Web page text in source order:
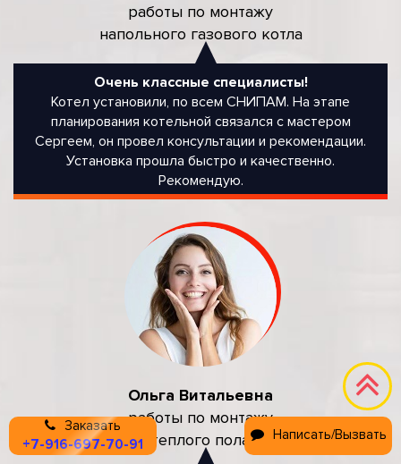
работы по монтажу
напольного газового котла
Очень классные специалисты!
Котел установили, по всем СНИПАМ. На этапе
планирования котельной связался с мастером
Сергеем, он провел консультации и рекомендации.
Установка прошла быстро и качественно.
Рекомендую.
Ольга Витальевна
работы по монтажу
теплого пола
Заказать
+7-916-697-70-91
Написать/Вызвать